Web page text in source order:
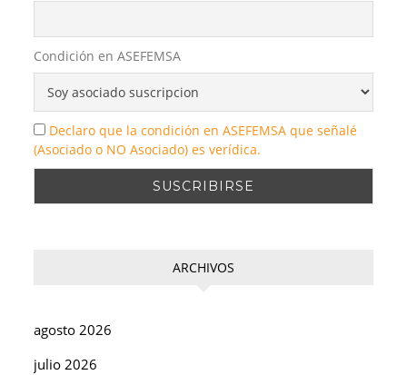
Condición en ASEFEMSA
Declaro que la condición en ASEFEMSA que señalé
(Asociado o NO Asociado) es verídica.
ARCHIVOS
agosto 2026
julio 2026